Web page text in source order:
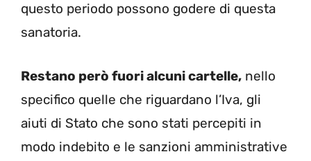
questo periodo possono godere di questa
sanatoria.
Restano però fuori alcuni cartelle, nello
specifico quelle che riguardano l’Iva, gli
aiuti di Stato che sono stati percepiti in
modo indebito e le sanzioni amministrative